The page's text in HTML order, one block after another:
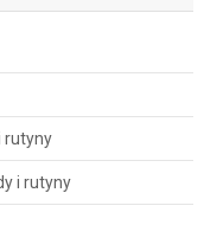
rutyny
i rutyny